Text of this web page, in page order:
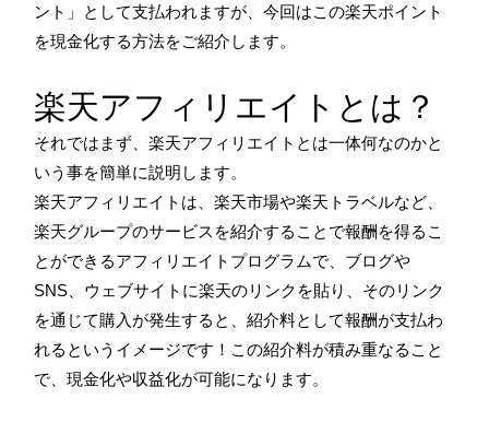
ント」として支払われますが、今回はこの楽天ポイント
を現金化する方法をご紹介します。
楽天アフィリエイトとは？
それではまず、楽天アフィリエイトとは一体何なのかと
いう事を簡単に説明します。
楽天アフィリエイトは、楽天市場や楽天トラベルなど、
楽天グループのサービスを紹介することで報酬を得るこ
とができるアフィリエイトプログラムで、ブログや
SNS、ウェブサイトに楽天のリンクを貼り、そのリンク
を通じて購入が発生すると、紹介料として報酬が支払わ
れるというイメージです！この紹介料が積み重なること
で、現金化や収益化が可能になります。